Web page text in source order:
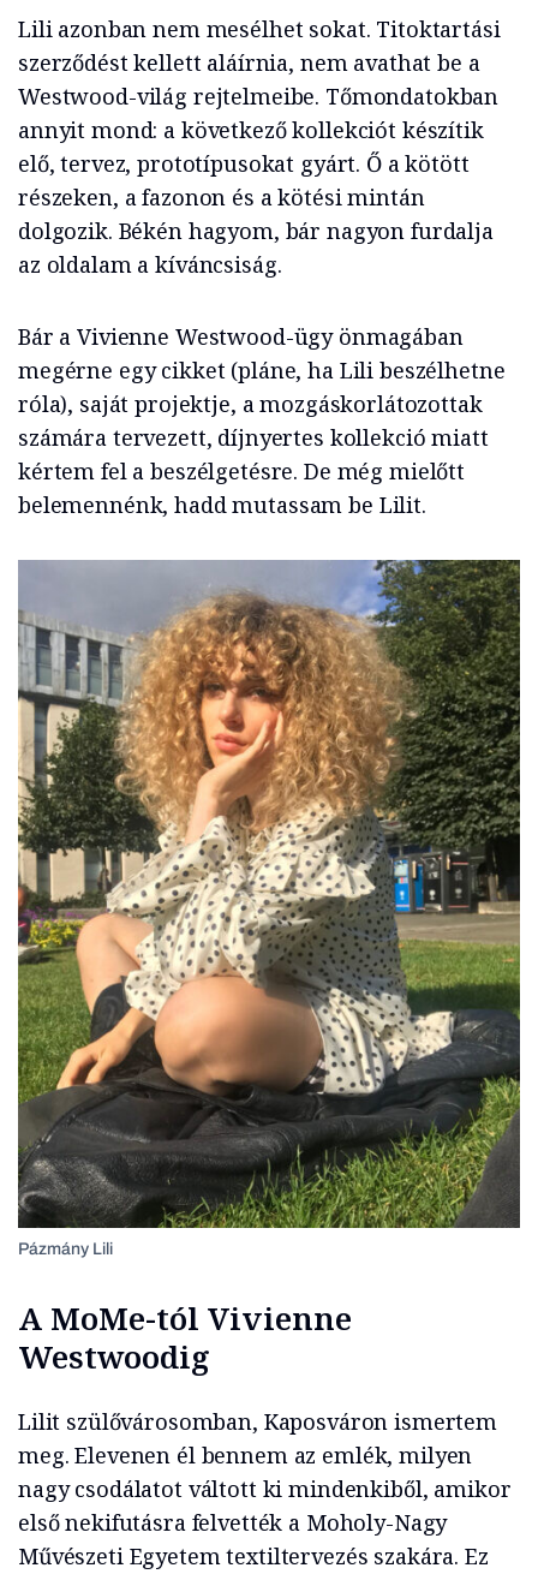
Lili azonban nem mesélhet sokat. Titoktartási
szerződést kellett aláírnia, nem avathat be a
Westwood-világ rejtelmeibe. Tőmondatokban
annyit mond: a következő kollekciót készítik
elő, tervez, prototípusokat gyárt. Ő a kötött
részeken, a fazonon és a kötési mintán
dolgozik. Békén hagyom, bár nagyon furdalja
az oldalam a kíváncsiság.
Bár a Vivienne Westwood-ügy önmagában
megérne egy cikket (pláne, ha Lili beszélhetne
róla), saját projektje, a mozgáskorlátozottak
számára tervezett, díjnyertes kollekció miatt
kértem fel a beszélgetésre. De még mielőtt
belemennénk, hadd mutassam be Lilit.
Pázmány Lili
A MoMe-tól Vivienne
Westwoodig
Lilit szülővárosomban, Kaposváron ismertem
meg. Elevenen él bennem az emlék, milyen
nagy csodálatot váltott ki mindenkiből, amikor
első nekifutásra felvették a Moholy-Nagy
Művészeti Egyetem textiltervezés szakára. Ez